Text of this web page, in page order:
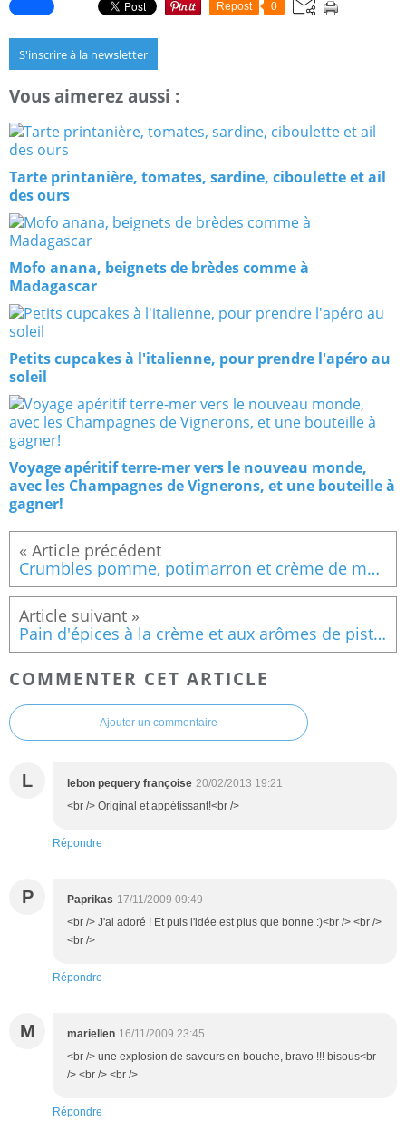
Repost 0
S'inscrire à la newsletter
Vous aimerez aussi :
Tarte printanière, tomates, sardine, ciboulette et ail
des ours
Mofo anana, beignets de brèdes comme à
Madagascar
Petits cupcakes à l'italienne, pour prendre l'apéro au
soleil
Voyage apéritif terre-mer vers le nouveau monde,
avec les Champagnes de Vignerons, et une bouteille à
gagner!
Crumbles pomme, potimarron et crème de marron
Pain d'épices à la crème et aux arômes de pistache... miam!
COMMENTER CET ARTICLE
Ajouter un commentaire
L lebon pequery françoise 20/02/2013 19:21
<br /> Original et appétissant!<br />
Répondre
P Paprikas 17/11/2009 09:49
<br /> J'ai adoré ! Et puis l'idée est plus que bonne :)<br /> <br />
<br />
Répondre
M mariellen 16/11/2009 23:45
<br /> une explosion de saveurs en bouche, bravo !!! bisous<br
/> <br /> <br />
Répondre